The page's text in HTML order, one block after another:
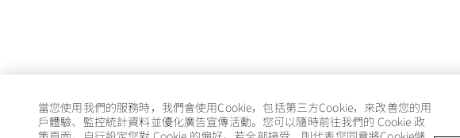
當您使用我們的服務時，我們會使用Cookie，包括第三方Cookie，來改善您的用
戶體驗、監控統計資料並優化廣告宣傳活動。您可以隨時前往我們的 Cookie 政